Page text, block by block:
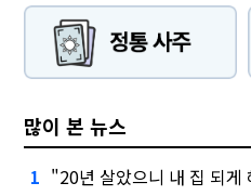
많이 본 뉴스
1 "20년 살았으니 내 집 되게